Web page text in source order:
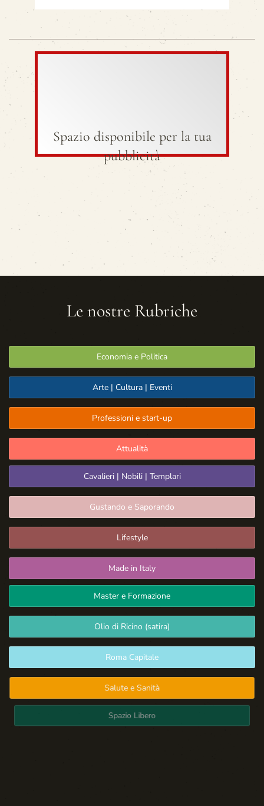
Spazio disponibile per la tua
pubblicità
Le nostre Rubriche
Economia e Politica
Arte | Cultura | Eventi
Professioni e start-up
Attualità
Cavalieri | Nobili | Templari
Gustando e Saporando
Lifestyle
Made in Italy
Master e Formazione
Olio di Ricino (satira)
Roma Capitale
Salute e Sanità
Spazio Libero